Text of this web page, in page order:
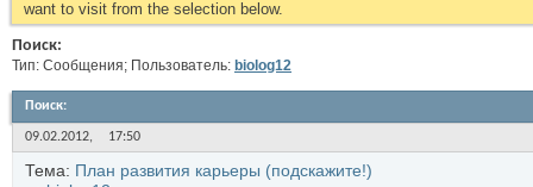
want to visit from the selection below.
Поиск:
Тип: Сообщения; Пользователь: biolog12
Поиск:
09.02.2012, 17:50
Тема: План развития карьеры (подскажите!)